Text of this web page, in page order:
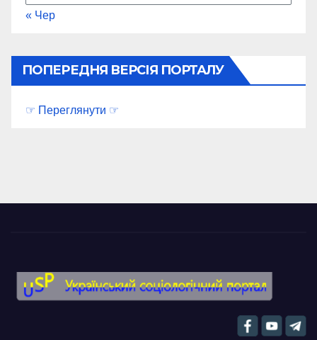
« Чер
ПОПЕРЕДНЯ ВЕРСІЯ ПОРТАЛУ
☞ Переглянути ☞